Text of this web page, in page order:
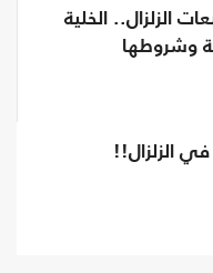
الزلزال.. الخلية
وشروطها
في الزلزال!!